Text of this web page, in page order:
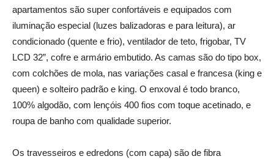
apartamentos são super confortáveis e equipados com
iluminação especial (luzes balizadoras e para leitura), ar
condicionado (quente e frio), ventilador de teto, frigobar, TV
LCD 32”, cofre e armário embutido. As camas são do tipo box,
com colchões de mola, nas variações casal e francesa (king e
queen) e solteiro padrão e king. O enxoval é todo branco,
100% algodão, com lençóis 400 fios com toque acetinado, e
roupa de banho com qualidade superior.
Os travesseiros e edredons (com capa) são de fibra